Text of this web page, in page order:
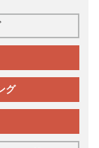
グ